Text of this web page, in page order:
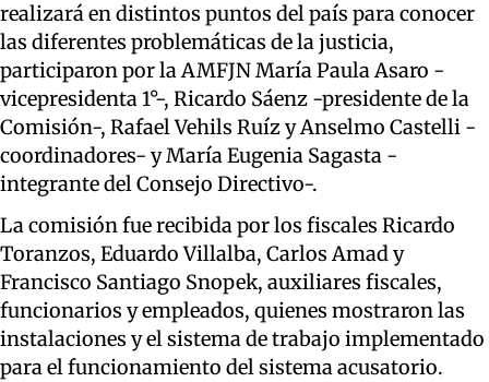
realizará en distintos puntos del país para conocer
las diferentes problemáticas de la justicia,
participaron por la AMFJN María Paula Asaro -
vicepresidenta 1°-, Ricardo Sáenz -presidente de la
Comisión-, Rafael Vehils Ruíz y Anselmo Castelli -
coordinadores- y María Eugenia Sagasta -
integrante del Consejo Directivo-.
La comisión fue recibida por los fiscales Ricardo
Toranzos, Eduardo Villalba, Carlos Amad y
Francisco Santiago Snopek, auxiliares fiscales,
funcionarios y empleados, quienes mostraron las
instalaciones y el sistema de trabajo implementado
para el funcionamiento del sistema acusatorio.